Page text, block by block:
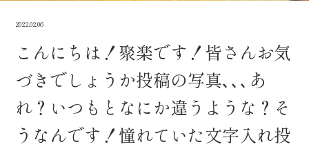
2022.02.06
こんにちは！聚楽です！皆さんお気
づきでしょうか投稿の写真､､､あ
れ？いつもとなにか違うような？そ
うなんです！憧れていた文字入れ投